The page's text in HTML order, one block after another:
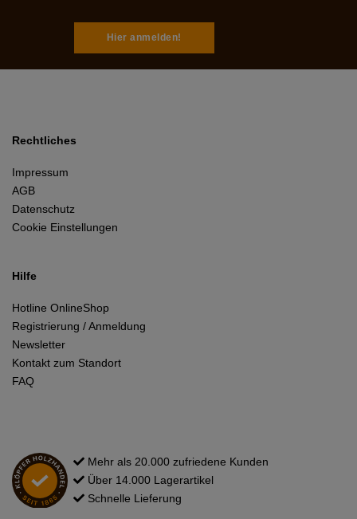
Hier anmelden!
Rechtliches
Impressum
AGB
Datenschutz
Cookie Einstellungen
Hilfe
Hotline OnlineShop
Registrierung / Anmeldung
Newsletter
Kontakt zum Standort
FAQ
Mehr als 20.000 zufriedene Kunden
Über 14.000 Lagerartikel
Schnelle Lieferung